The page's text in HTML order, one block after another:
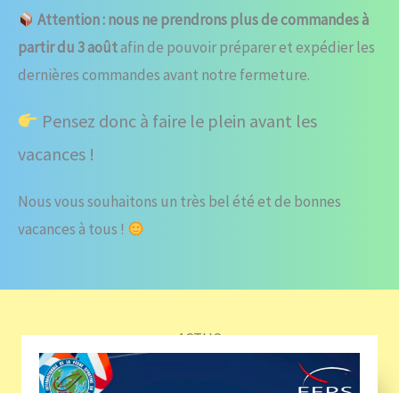
Attention : nous ne prendrons plus de commandes à
partir du 3 aoûtafin de pouvoir préparer et expédier les
dernières commandes avant notre fermeture.
Pensez donc à faire le plein avant les
vacances !
Nous vous souhaitons un très bel été et de bonnes
vacances à tous !
ACTUS